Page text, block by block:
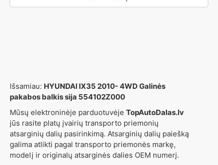
Išsamiau: HYUNDAI IX35 2010- 4WD Galinės
pakabos balkis sija 554102Z000
Mūsų elektroninėje parduotuvėje TopAutoDalas.lv
jūs rasite platų įvairių transporto priemonių
atsarginių dalių pasirinkimą. Atsarginių dalių paiešką
galima atlikti pagal transporto priemonės markę,
modelį ir originalų atsarginės dalies OEM numerį.